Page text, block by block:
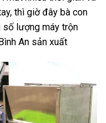
thì giờ đây bà con
lượng máy trộn
An sản xuất